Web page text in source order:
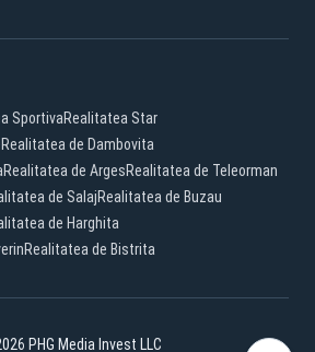
SportivaRealitatea Star
Realitatea de Dambovita
Realitatea de ArgesRealitatea de Teleorman
de SalajRealitatea de Buzau
de Harghita
Realitatea de Bistrita
PHG Media Invest LLC